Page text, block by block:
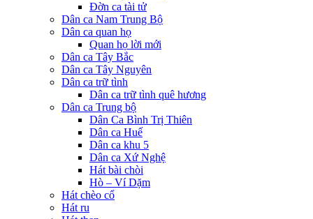
Đờn ca tài tử
Dân ca Nam Trung Bộ
Dân ca quan họ
Quan họ lời mới
Dân ca Tây Bắc
Dân ca Tây Nguyên
Dân ca trữ tình
Dân ca trữ tình quê hương
Dân ca Trung bộ
Dân Ca Bình Trị Thiên
Dân ca Huế
Dân ca khu 5
Dân ca Xứ Nghệ
Hát bài chòi
Hò – Ví Dặm
Hát chèo cổ
Hát ru